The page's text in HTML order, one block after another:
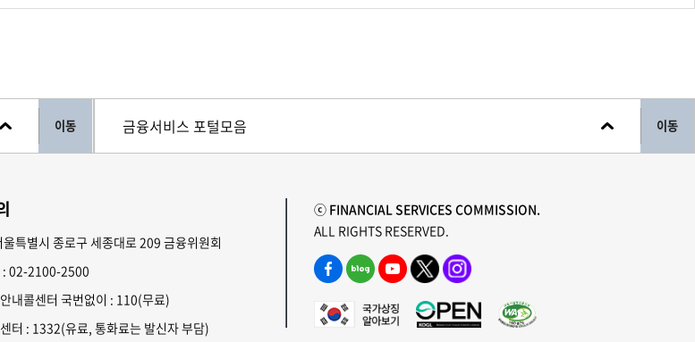
이동 이동
특별시 종로구 세종대로 209 금융위원회
02-2100-2500
내콜센터 국번없이 : 110(무료)
터 : 1332(유료, 통화료는 발신자 부담)
ⓒ FINANCIAL SERVICES COMMISSION.
ALL RIGHTS RESERVED.